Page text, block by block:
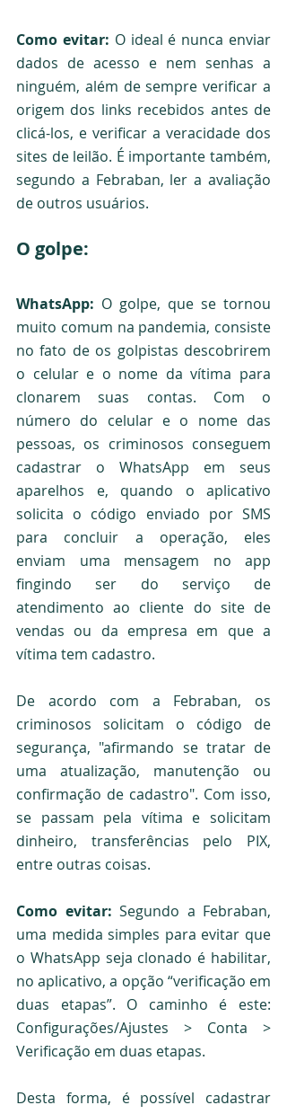
Como evitar: O ideal é nunca enviar
dados de acesso e nem senhas a
ninguém, além de sempre verificar a
origem dos links recebidos antes de
clicá-los, e verificar a veracidade dos
sites de leilão. É importante também,
segundo a Febraban, ler a avaliação
de outros usuários.
O golpe:
WhatsApp: O golpe, que se tornou
muito comum na pandemia, consiste
no fato de os golpistas descobrirem
o celular e o nome da vítima para
clonarem suas contas. Com o
número do celular e o nome das
pessoas, os criminosos conseguem
cadastrar o WhatsApp em seus
aparelhos e, quando o aplicativo
solicita o código enviado por SMS
para concluir a operação, eles
enviam uma mensagem no app
fingindo ser do serviço de
atendimento ao cliente do site de
vendas ou da empresa em que a
vítima tem cadastro.
De acordo com a Febraban, os
criminosos solicitam o código de
segurança, "afirmando se tratar de
uma atualização, manutenção ou
confirmação de cadastro". Com isso,
se passam pela vítima e solicitam
dinheiro, transferências pelo PIX,
entre outras coisas.
Como evitar: Segundo a Febraban,
uma medida simples para evitar que
o WhatsApp seja clonado é habilitar,
no aplicativo, a opção “verificação em
duas etapas”. O caminho é este:
Configurações/Ajustes > Conta >
Verificação em duas etapas.
Desta forma, é possível cadastrar